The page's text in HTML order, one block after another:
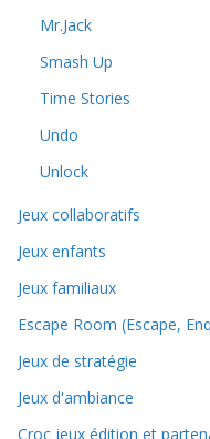
Mr.Jack
Smash Up
Time Stories
Undo
Unlock
Jeux collaboratifs
Jeux enfants
Jeux familiaux
Escape Room (Escape,
Jeux de stratégie
Jeux d'ambiance
Croc jeux édition et